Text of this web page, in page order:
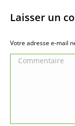
Laisser un
Votre adresse e-mail
Commentaire